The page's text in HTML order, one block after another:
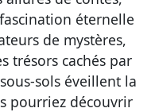
éternelle
de mystères,
trésors cachés par
sols éveillent la
pourriez découvrir